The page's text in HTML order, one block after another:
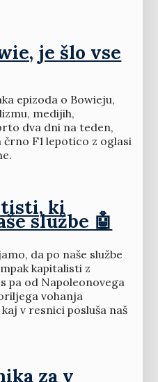
je šlo vse
epizoda o Bowieju,
medijih,
dva dni na teden,
F1 lepotico z oglasi
ki
službe 🤖
da po naše službe
kapitalisti z
pa od Napoleonovega
vohanja
v resnici posluša naš
za v